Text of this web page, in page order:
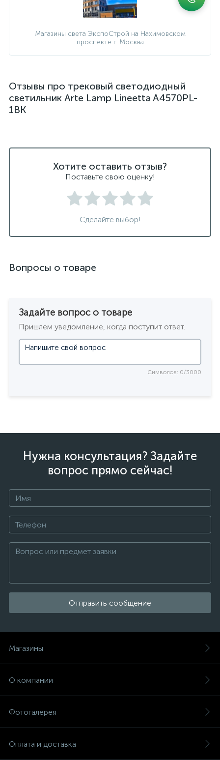
Магазины света ЭкспоСтрой на Нахимовском
проспекте г. Москва
Отзывы про трековый светодиодный
светильник Arte Lamp Lineetta A4570PL-
1BK
Хотите оставить отзыв?
Поставьте свою оценку!
Сделайте выбор!
Вопросы о товаре
Задайте вопрос о товаре
Пришлем уведомление, когда поступит ответ.
Символов: 0/3000
Нужна консультация? Задайте
вопрос прямо сейчас!
Отправить сообщение
Магазины
О компании
Фотогалерея
Оплата и доставка